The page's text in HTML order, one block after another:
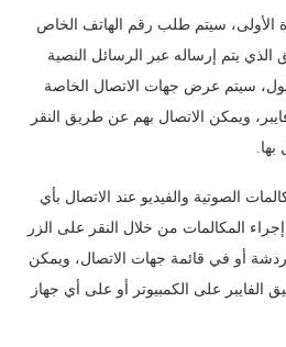
الأولى، سيتم طلب رقم الهاتف الخاص
يتم إرساله عبر الرسائل النصية
سيتم عرض جهات الاتصال الخاصة
ويمكن الاتصال بهم عن طريق النقر
بها.
الصوتية والفيديو عند الاتصال بأي
المكالمات من خلال النقر على الزر
أو في قائمة جهات الاتصال، ويمكن
الفايبر على الكمبيوتر أو على أي جهاز